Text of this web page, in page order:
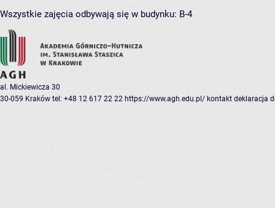
Wszystkie zajęcia odbywają się w budynku: B-4
al. Mickiewicza 30
30-059 Kraków tel: +48 12 617 22 22 https://www.agh.edu.pl/ kontakt deklaracja